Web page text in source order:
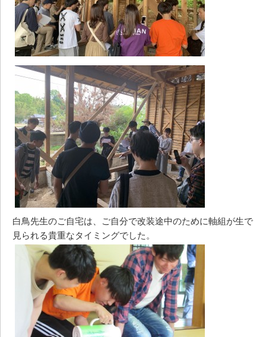
白鳥先生のご自宅は、ご自分で改装途中のために軸組が生で
見られる貴重なタイミングでした。